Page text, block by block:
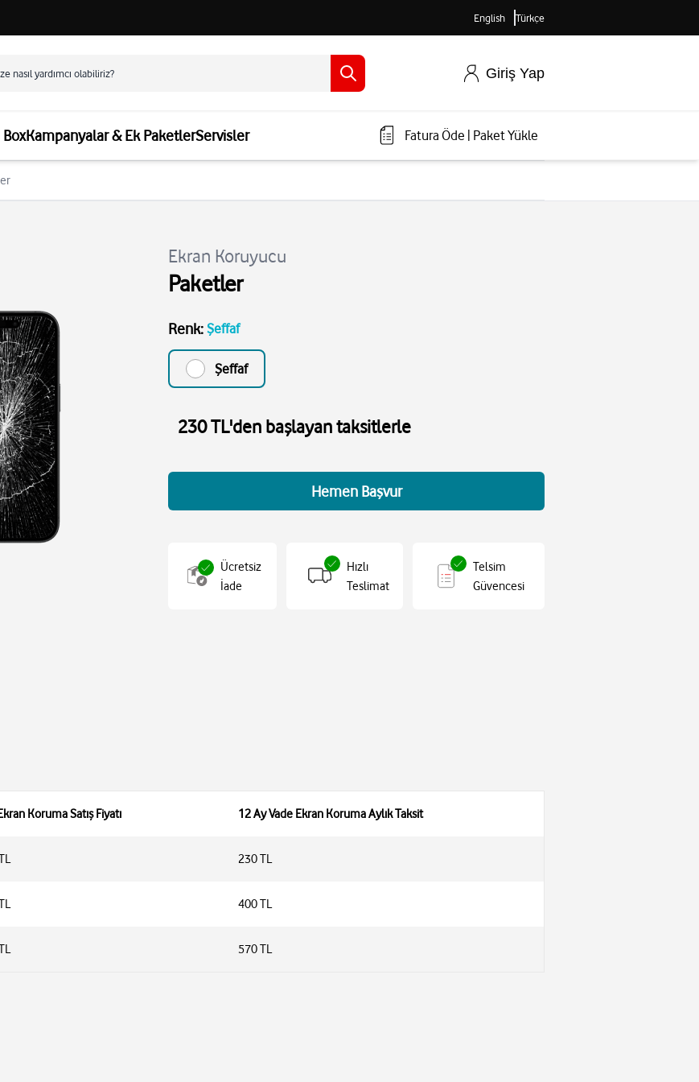
English Türkçe
Giriş Yap
Kampanyalar & Ek PaketlerServisler Fatura Öde Paket Yükle
Ekran Koruyucu
Paketler
Renk: Şeffaf
Şeffaf
230 TL'den başlayan taksitlerle
Hemen Başvur
Ücretsiz
İade
Hızlı
Teslimat
Telsim
Güvencesi
Koruma Satış Fiyatı 12 Ay Vade Ekran Koruma Aylık Taksit
230 TL
400 TL
570 TL
Telsim müşterileri, sözleşme süresi boyunca paketlerini iptal edemez veya bir alt pakete geçiş
yapabilirler.